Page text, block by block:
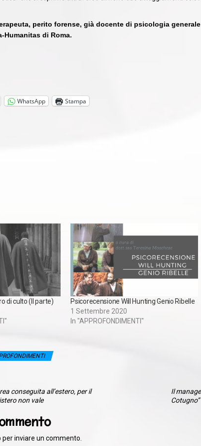
perito forense, già docente di psicologia
Humanitas di Roma.
WhatsApp Stampa
di culto (II parte)
Psicorecensione Will Hunting Genio Ribelle
1 Settembre 2020
In "APPROFONDIMENTI"
conseguita all’estero, per il
non vale
Il
Cotugno”
per inviare un commento.